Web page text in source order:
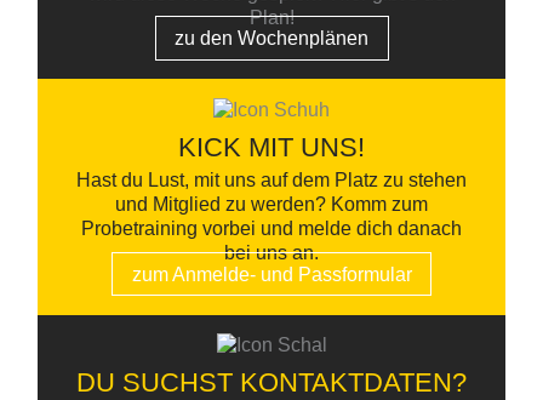
Plan!
zu den Wochenplänen
KICK MIT UNS!
Hast du Lust, mit uns auf dem Platz zu stehen
und Mitglied zu werden? Komm zum
Probetraining vorbei und melde dich danach
bei uns an.
zum Anmelde- und Passformular
DU SUCHST KONTAKTDATEN?